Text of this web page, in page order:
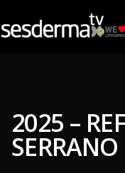
2025 –
SERRANO